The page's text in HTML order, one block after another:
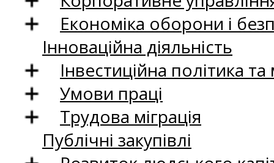
Економіка оборони і
Інноваційна діяльність
Інвестиційна політика
Умови праці
Трудова міграція
Публічні закупівлі